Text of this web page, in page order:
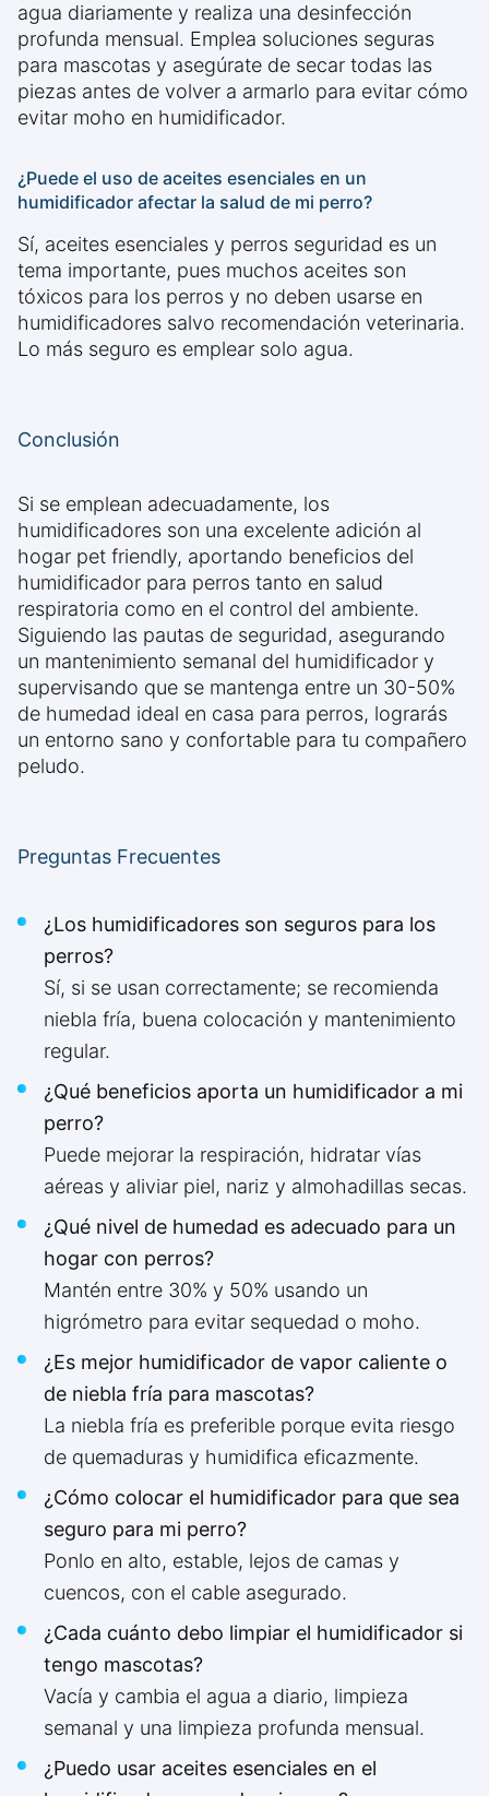
agua diariamente y realiza una desinfección
profunda mensual. Emplea soluciones seguras
para mascotas y asegúrate de secar todas las
piezas antes de volver a armarlo para evitar cómo
evitar moho en humidificador.
¿Puede el uso de aceites esenciales en un
humidificador afectar la salud de mi perro?
Sí, aceites esenciales y perros seguridad es un
tema importante, pues muchos aceites son
tóxicos para los perros y no deben usarse en
humidificadores salvo recomendación veterinaria.
Lo más seguro es emplear solo agua.
Conclusión
Si se emplean adecuadamente, los
humidificadores son una excelente adición al
hogar pet friendly, aportando beneficios del
humidificador para perros tanto en salud
respiratoria como en el control del ambiente.
Siguiendo las pautas de seguridad, asegurando
un mantenimiento semanal del humidificador y
supervisando que se mantenga entre un 30-50%
de humedad ideal en casa para perros, lograrás
un entorno sano y confortable para tu compañero
peludo.
Preguntas Frecuentes
¿Los humidificadores son seguros para los
perros?
Sí, si se usan correctamente; se recomienda
niebla fría, buena colocación y mantenimiento
regular.
¿Qué beneficios aporta un humidificador a mi
perro?
Puede mejorar la respiración, hidratar vías
aéreas y aliviar piel, nariz y almohadillas secas.
¿Qué nivel de humedad es adecuado para un
hogar con perros?
Mantén entre 30% y 50% usando un
higrómetro para evitar sequedad o moho.
¿Es mejor humidificador de vapor caliente o
de niebla fría para mascotas?
La niebla fría es preferible porque evita riesgo
de quemaduras y humidifica eficazmente.
¿Cómo colocar el humidificador para que sea
seguro para mi perro?
Ponlo en alto, estable, lejos de camas y
cuencos, con el cable asegurado.
¿Cada cuánto debo limpiar el humidificador si
tengo mascotas?
Vacía y cambia el agua a diario, limpieza
semanal y una limpieza profunda mensual.
¿Puedo usar aceites esenciales en el